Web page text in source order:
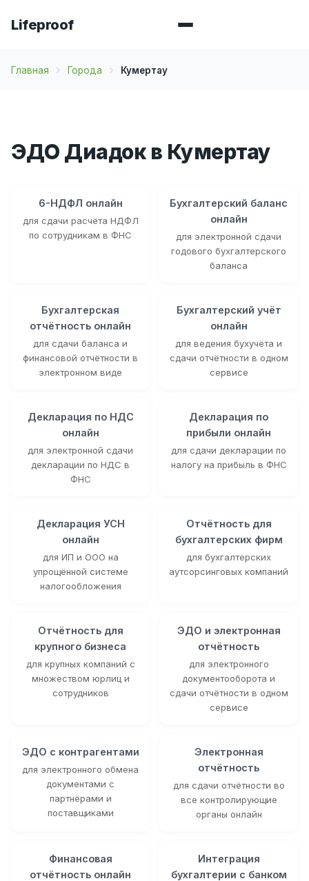
Lifeproof
Главная Города Кумертау
ЭДО Диадок в Кумертау
6-НДФЛ онлайн
для сдачи расчёта НДФЛ
по сотрудникам в ФНС
Бухгалтерский баланс
онлайн
для электронной сдачи
годового бухгалтерского
баланса
Бухгалтерская
отчётность онлайн
для сдачи баланса и
финансовой отчётности в
электронном виде
Бухгалтерский учёт
онлайн
для ведения бухучёта и
сдачи отчётности в одном
сервисе
Декларация по НДС
онлайн
для электронной сдачи
декларации по НДС в
ФНС
Декларация по
прибыли онлайн
для сдачи декларации по
налогу на прибыль в ФНС
Декларация УСН
онлайн
для ИП и ООО на
упрощённой системе
налогообложения
Отчётность для
бухгалтерских фирм
для бухгалтерских
аутсорсинговых компаний
Отчётность для
крупного бизнеса
для крупных компаний с
множеством юрлиц и
сотрудников
ЭДО и электронная
отчётность
для электронного
документооборота и
сдачи отчётности в одном
сервисе
ЭДО с контрагентами
для электронного обмена
документами с
партнёрами и
поставщиками
Электронная
отчётность
для сдачи отчётности во
все контролирующие
органы онлайн
Финансовая
отчётность онлайн
Интеграция
бухгалтерии с банком